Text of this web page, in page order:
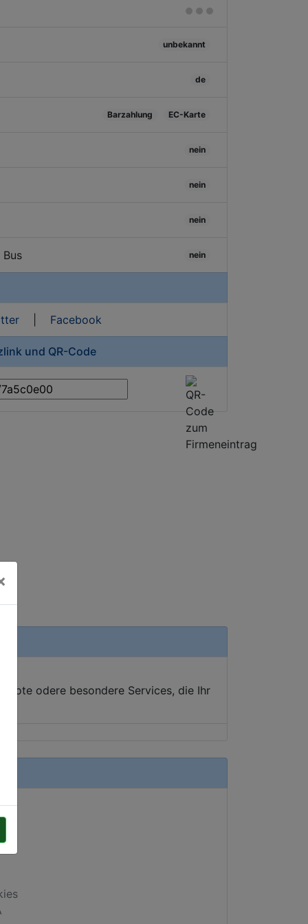
unbekannt
de
Barzahlung EC-Karte
nein
nein
nein
nein
| Facebook
und QR-Code
odere besondere Services, die Ihr